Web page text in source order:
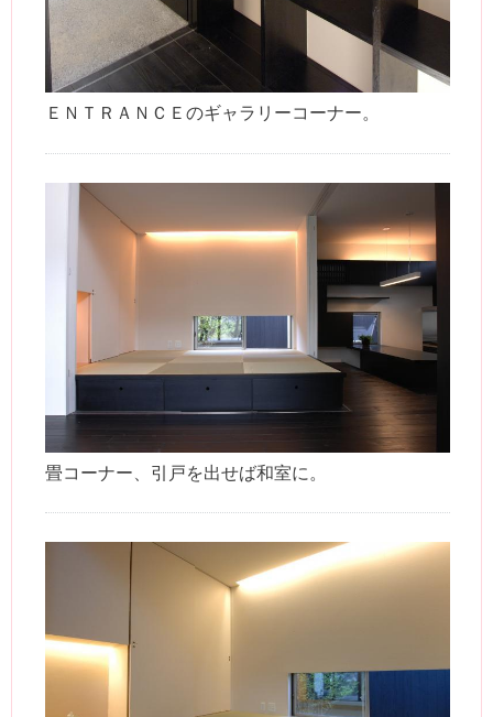
ＥＮＴＲＡＮＣＥのギャラリーコーナー。
畳コーナー、引戸を出せば和室に。